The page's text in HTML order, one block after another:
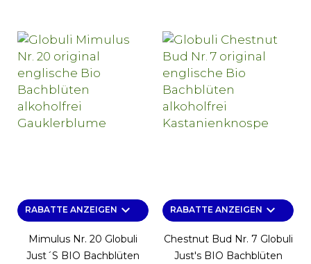
RABATTE ANZEIGEN keyboard_arrow_down
Mimulus Nr. 20 Globuli
Just´s BIO Bachblüten
RABATTE ANZEIGEN keyboard_arrow_down
Chestnut Bud Nr. 7 Globuli
Just's BIO Bachblüten